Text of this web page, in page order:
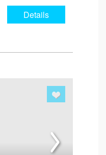
Details